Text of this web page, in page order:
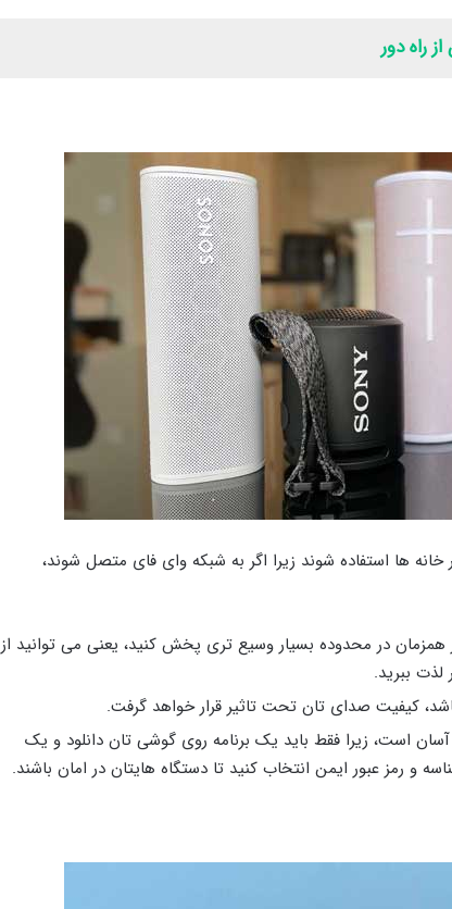
راه دور
‌ها استفاده ‌شوند زیرا اگر به شبکه وای ‌فای متصل شوند،
همزمان در محدوده بسیار وسیع ‌تری پخش کنید، یعنی می ‌توانید از
کیفیت صدای تان تحت تاثیر قرار خواهد گرفت.
آسان است، زیرا فقط باید یک برنامه روی گوشی تان دانلود و یک
و رمز عبور ایمن انتخاب کنید تا دستگاه هایتان در امان باشند.